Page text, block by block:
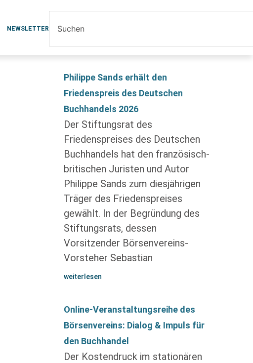
NEWSLETTER
Philippe Sands erhält den
Friedenspreis des Deutschen
Buchhandels 2026
Der Stiftungsrat des
Friedenspreises des Deutschen
Buchhandels hat den französisch-
britischen Juristen und Autor
Philippe Sands zum diesjährigen
Träger des Friedenspreises
gewählt. In der Begründung des
Stiftungsrats, dessen
Vorsitzender Börsenvereins-
Vorsteher Sebastian
weiterlesen
Online-Veranstaltungsreihe des
Börsenvereins: Dialog & Impuls für
den Buchhandel
Der Kostendruck im stationären